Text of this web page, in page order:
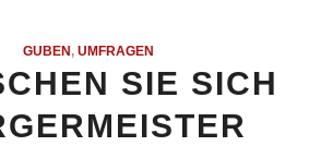
GUBEN , UMFRAGEN
SIE SICH